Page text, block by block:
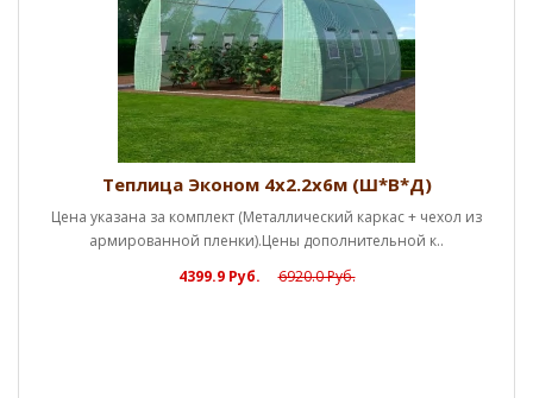
Теплица Эконом 4х2.2х6м (Ш*В*Д)
Цена указана за комплект (Металлический каркас + чехол из
армированной пленки).Цены дополнительной к..
4399.9 Руб.
6920.0 Руб.